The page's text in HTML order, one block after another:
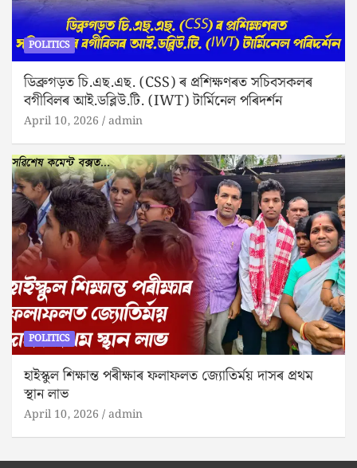
POLITICS
ডিব্ৰুগড়ত চি.এছ.এছ. (CSS) ৰ প্ৰশিক্ষণৰত সচিবসকলৰ
বগীবিলৰ আই.ডব্লিউ.টি. (IWT) টাৰ্মিনেল পৰিদৰ্শন
April 10, 2026 admin
POLITICS
হাইস্কুল শিক্ষান্ত পৰীক্ষাৰ ফলাফলত জ্যোতিৰ্ময় দাসৰ প্ৰথম
স্থান লাভ
April 10, 2026 admin